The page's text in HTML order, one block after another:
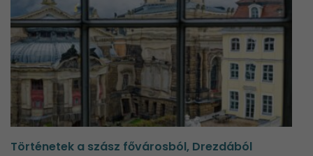
Történetek a szász fővárosból, Drezdából